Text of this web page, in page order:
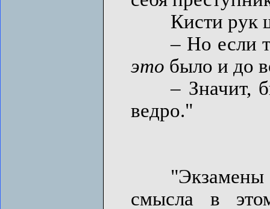
Кисти рук
– Но если
это было и до
– Значит,
ведро."
"Экзамены
смысла в